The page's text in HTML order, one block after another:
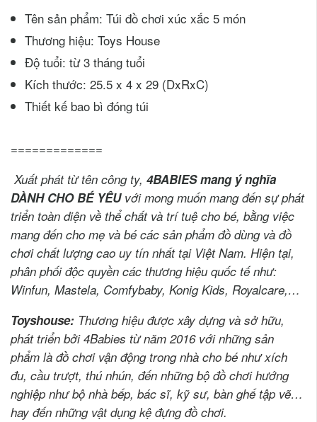
Tên sản phẩm: Túi đồ chơi xúc xắc 5 món
Thương hiệu: Toys House
Độ tuổi: từ 3 tháng tuổi
Kích thước: 25.5 x 4 x 29 (DxRxC)
Thiết kế bao bì đóng túi
=============
Xuất phát từ tên công ty, 4BABIES mang ý nghĩa
DÀNH CHO BÉ YÊUvớimong muốn mang đến sự phát
triển toàn diện về thể chất và trí tuệ cho bé, bằng việc
mang đến cho mẹ và bé các sản phẩm đồ dùng và đồ
chơi chất lượng cao uy tín nhất tại Việt Nam. Hiện tại,
phân phối độc quyền các thương hiệu quốc tế như:
Winfun, Mastela, Comfybaby, Konig Kids, Royalcare,…
Toyshouse: Thương hiệu được xây dựng và sở hữu,
phát triển bởi 4Babies từ năm 2016 với những sản
phẩm là đồ chơi vận động trong nhà cho bé như xích
đu, cầu trượt, thú nhún, đến những bộ đồ chơi hướng
nghiệp như bộ nhà bếp, bác sĩ, kỹ sư, bàn ghế tập vẽ…
hay đến những vật dụng kệ đựng đồ chơi.